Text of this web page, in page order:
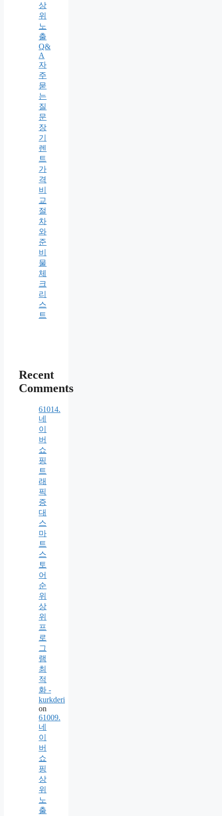
상
위
노
출
Q&
A
자
주
묻
는
질
문
장
기
렌
트
가
격
비
교
절
차
와
준
비
물
체
크
리
스
트
Recent
Comments
61014.
네
이
버
쇼
핑
트
래
픽
증
대
스
마
트
스
토
어
순
위
상
위
프
로
그
램
최
적
화 -
kurkderi
on
61009.
네
이
버
쇼
핑
상
위
노
출